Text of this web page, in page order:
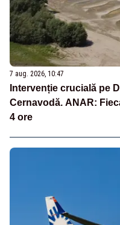
7 aug. 2026, 10:47
Intervenție crucială pe
Cernavodă. ANAR:
4 ore